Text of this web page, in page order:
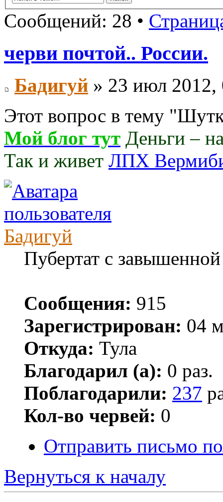
Сообщений: 28 •
черви почтой.. России.
Бадигуй » 23 июл 2012,
Этот вопрос в тему
Мой блог тут Деньги –
Так и живет ЛПХ
Бадигуй
Пубертат с
Сообщения: 915
Зарегистрирован: 04
Откуда: Тула
Благодарил (а): 0 раз.
Поблагодарили: 237
Кол-во червей: 0
Отправить письмо
Вернуться к началу